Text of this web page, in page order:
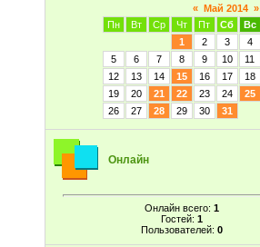
« Май 2014 »
Пн
Вт Ср Чт Пт Сб
Вс
1
2 3
4
5
6 7 8 9 10
11
12
13 14 15 16 17
18
19
20 21 22 23 24
25
26
27 28 29 30 31
Онлайн
Онлайн всего: 1
Гостей: 1
Пользователей: 0